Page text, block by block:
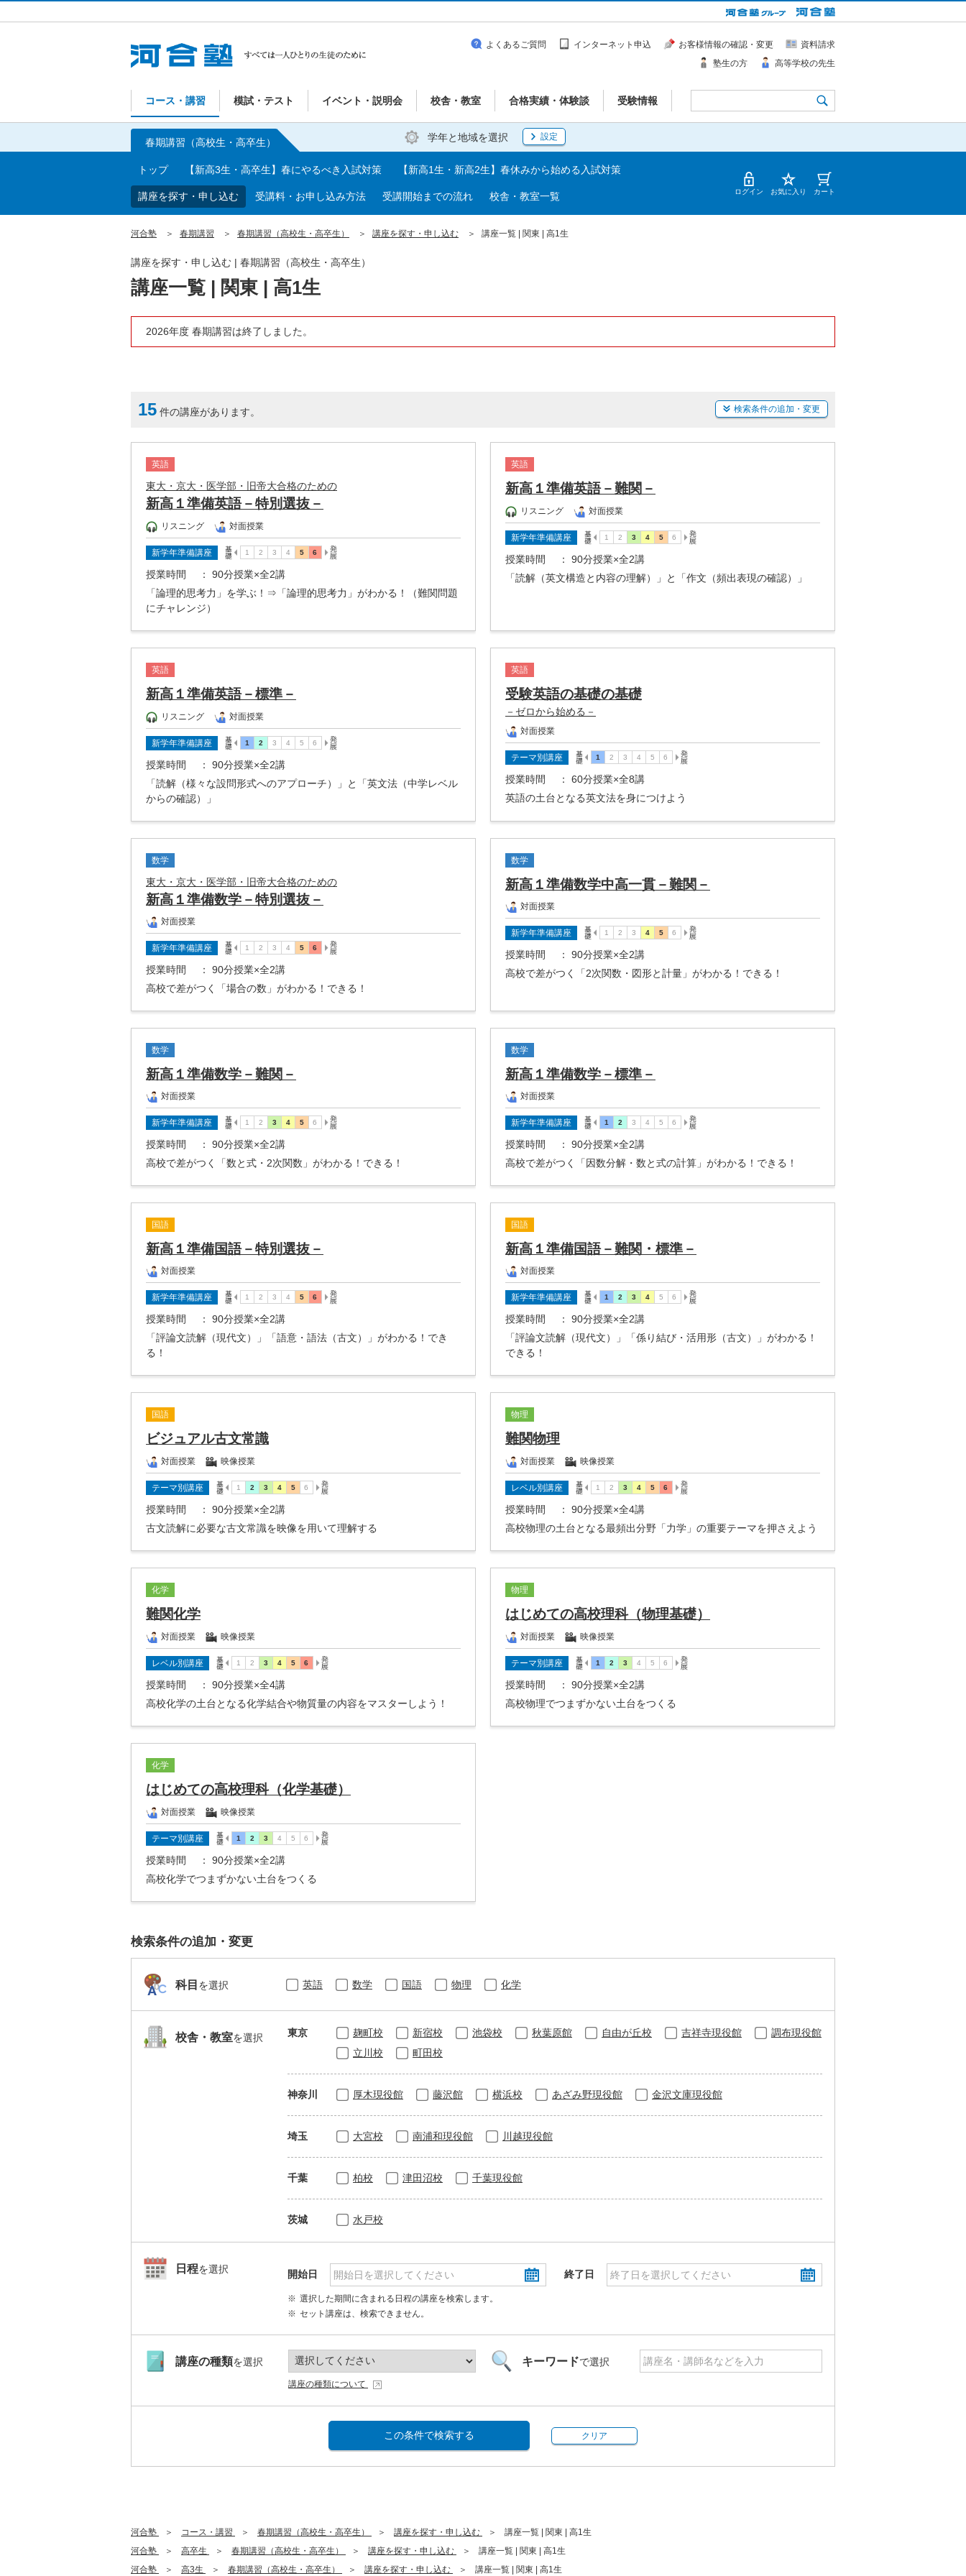
コース・講習 模試・テスト イベント・説明会 校舎・教室 合格実績・体験談 受験情報
よくあるご質問 インターネット申込 お客様情報の確認・変更
資料請求
塾生の方
高等学校の先生
学年と地域を選択 設定
春期講習（高校生・高卒生）
トップ 【新高3生・高卒生】春にやるべき入試対策 【新高1生・新高2生】春休みから始める入試対策
講座を探す・申し込む 受講料・お申し込み方法 受講開始までの流れ 校舎・教室一覧 ログイン お気に入り カート
河合塾 春期講習 春期講習（高校生・高卒生） 講座を探す・申し込む 講座一覧 | 関東 | 高1生
講座一覧 | 関東 | 高1生
講座を探す・申し込む | 春期講習（高校生・高卒生）
2026年度 春期講習は終了しました。
15 件の講座があります。 検索条件の追加・変更
英語
東大・京大・医学部・旧帝大合格のための
新高１準備英語－特別選抜－
リスニング 対面授業
新学年準備講座
授業時間
： 90分授業×全2講
「論理的思考力」を学ぶ！⇒「論理的思考力」がわかる！（難関問題
にチャレンジ）
英語
新高１準備英語－難関－
リスニング 対面授業
新学年準備講座
授業時間
： 90分授業×全2講
「読解（英文構造と内容の理解）」と「作文（頻出表現の確認）」
英語
新高１準備英語－標準－
リスニング 対面授業
新学年準備講座
授業時間
： 90分授業×全2講
「読解（様々な設問形式へのアプローチ）」と「英文法（中学レベル
からの確認）」
英語
受験英語の基礎の基礎
－ゼロから始める－
対面授業
テーマ別講座
授業時間
： 60分授業×全8講
英語の土台となる英文法を身につけよう
数学
東大・京大・医学部・旧帝大合格のための
新高１準備数学－特別選抜－
対面授業
新学年準備講座
授業時間
： 90分授業×全2講
高校で差がつく「場合の数」がわかる！できる！
数学
新高１準備数学中高一貫－難関－
対面授業
新学年準備講座
授業時間
： 90分授業×全2講
高校で差がつく「2次関数・図形と計量」がわかる！できる！
数学
新高１準備数学－難関－
対面授業
新学年準備講座
授業時間
： 90分授業×全2講
高校で差がつく「数と式・2次関数」がわかる！できる！
数学
新高１準備数学－標準－
対面授業
新学年準備講座
授業時間
： 90分授業×全2講
高校で差がつく「因数分解・数と式の計算」がわかる！できる！
国語
新高１準備国語－特別選抜－
対面授業
新学年準備講座
授業時間
： 90分授業×全2講
「評論文読解（現代文）」「語意・語法（古文）」がわかる！でき
る！
国語
新高１準備国語－難関・標準－
対面授業
新学年準備講座
授業時間
： 90分授業×全2講
「評論文読解（現代文）」「係り結び・活用形（古文）」がわかる！
できる！
国語
ビジュアル古文常識
対面授業 映像授業
テーマ別講座
授業時間
： 90分授業×全2講
古文読解に必要な古文常識を映像を用いて理解する
物理
難関物理
対面授業 映像授業
レベル別講座
授業時間
： 90分授業×全4講
高校物理の土台となる最頻出分野「力学」の重要テーマを押さえよう
化学
難関化学
対面授業 映像授業
レベル別講座
授業時間
： 90分授業×全4講
高校化学の土台となる化学結合や物質量の内容をマスターしよう！
物理
はじめての高校理科（物理基礎）
対面授業 映像授業
テーマ別講座
授業時間
： 90分授業×全2講
高校物理でつまずかない土台をつくる
化学
はじめての高校理科（化学基礎）
対面授業 映像授業
テーマ別講座
授業時間
： 90分授業×全2講
高校化学でつまずかない土台をつくる
検索条件の追加・変更
科目 を選択 英語 数学 国語 物理 化学
校舎・教室を選択 東京 麹町校 新宿校 池袋校 秋葉原館 自由が丘校 吉祥寺現役館
調布現役館
立川校
町田校
神奈川 厚木現役館 藤沢館 横浜校 あざみ野現役館 金沢文庫現役館
埼玉 大宮校 南浦和現役館 川越現役館
千葉 柏校 津田沼校 千葉現役館
茨城 水戸校
日程を選択 開始日 終了日
選択した期間に含まれる日程の講座を検索します。
セット講座は、検索できません。
講座の種類を選択
講座の種類について
キーワードで選択
この条件で検索する クリア
河合塾 コース・講習 春期講習（高校生・高卒生） 講座を探す・申し込む
講座一覧 | 関東 | 高1生
河合塾
高卒生 春期講習（高校生・高卒生） 講座を探す・申し込む
講座一覧 | 関東 | 高1生
河合塾
高3生 春期講習（高校生・高卒生） 講座を探す・申し込む 講座一覧 | 関東 | 高1生